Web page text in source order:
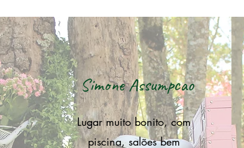
Simone Assumpcao
Lugar muito bonito, com
piscina, salões bem